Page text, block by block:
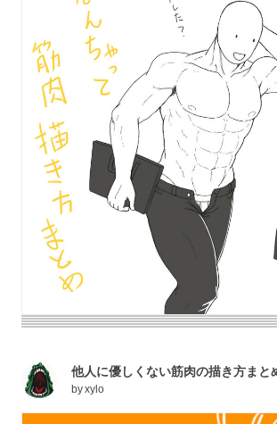
他人に優しくない筋肉の描き方まと
byxylo